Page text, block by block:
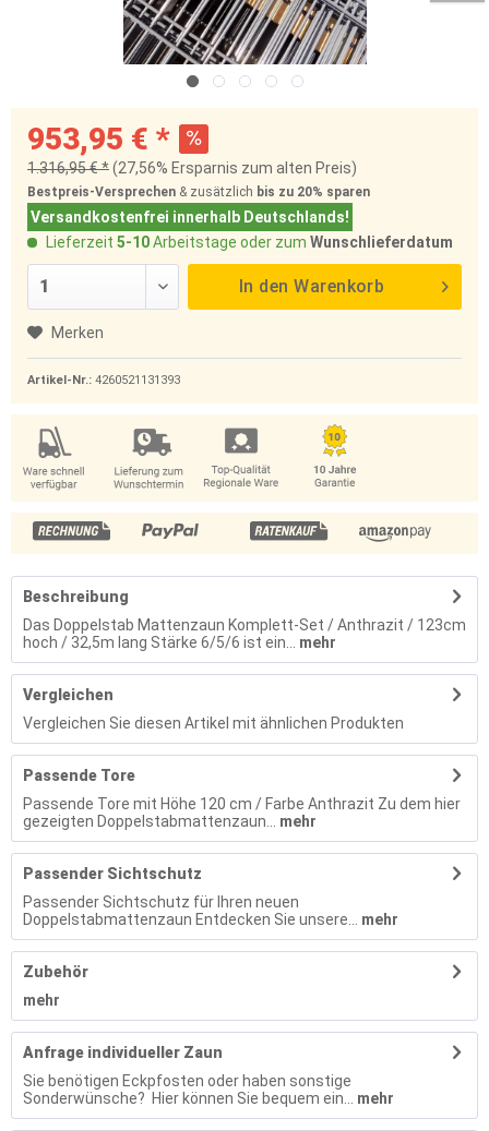
953,95 € *
1.316,95 € *(27,56% Ersparnis zum alten Preis)
Bestpreis-Versprechen & zusätzlich bis zu 20% sparen
Versandkostenfrei innerhalb Deutschlands!
Lieferzeit 5-10Arbeitstage oder zum Wunschlieferdatum
In den Warenkorb
Merken
Artikel-Nr.: 4260521131393
Beschreibung
Das Doppelstab Mattenzaun Komplett-Set / Anthrazit / 123cm
hoch / 32,5m lang Stärke 6/5/6 ist ein...
mehr
Vergleichen
Vergleichen Sie diesen Artikel mit ähnlichen Produkten
Passende Tore
Passende Tore mit Höhe 120 cm / Farbe Anthrazit Zu dem hier
gezeigten Doppelstabmattenzaun...
mehr
Passender Sichtschutz
Passender Sichtschutz für Ihren neuen
Doppelstabmattenzaun Entdecken Sie unsere...
mehr
Zubehör
mehr
Anfrage individueller Zaun
Sie benötigen Eckpfosten oder haben sonstige
Sonderwünsche? Hier können Sie bequem ein...
mehr